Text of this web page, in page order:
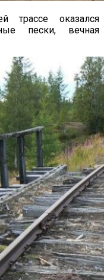
трассе оказался
пески, вечная